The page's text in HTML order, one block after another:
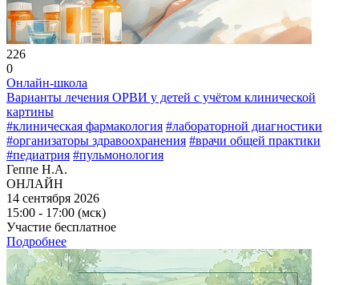
226
0
Онлайн-школа
Варианты лечения ОРВИ у детей с учётом клинической
картины
#клиническая фармакология #лабораторной диагностики
#организаторы здравоохранения #врачи общей практики
#педиатрия #пульмонология
Геппе Н.А.
ОНЛАЙН
14 сентября 2026
15:00 - 17:00 (мск)
Участие бесплатное
Подробнее